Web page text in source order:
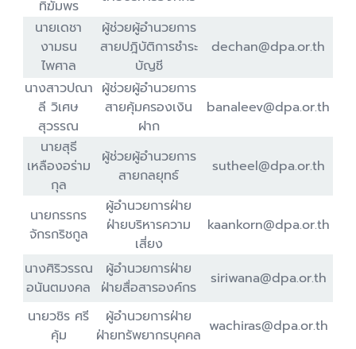
ทิฆัมพร
นายเดชา
งามธน
ไพศาล
ผู้ช่วยผู้อำนวยการ
สายปฎิบัติการชำระ
บัญชี
dechan@dpa.or.th
นางสาวปณา
ลี วิเศษ
สุวรรณ
ผู้ช่วยผู้อำนวยการ
สายคุ้มครองเงิน
ฝาก
banaleev@dpa.or.th
นายสุธี
เหลืองอร่าม
กุล
ผู้ช่วยผู้อำนวยการ
สายกลยุทธ์
sutheel@dpa.or.th
นายกรรกร
จักรกริชกูล
ผู้อำนวยการฝ่าย
ฝ่ายบริหารความ
เสี่ยง
kaankorn@dpa.or.th
นางศิริวรรณ
อนันตมงคล
ผู้อำนวยการฝ่าย
ฝ่ายสื่อสารองค์กร
siriwana@dpa.or.th
นายวชิร ศรี
คุ้ม
ผู้อำนวยการฝ่าย
ฝ่ายทรัพยากรบุคคล wachiras@dpa.or.th